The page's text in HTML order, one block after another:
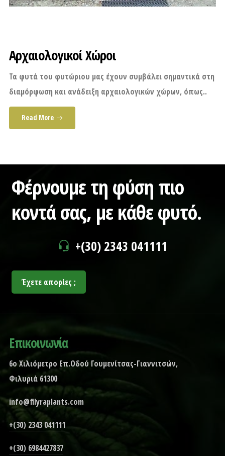
Αρχαιολογικοί Χώροι
Τα φυτά του φυτώριου μας έχουν συμβάλει σημαντικά στη
διαμόρφωση και ανάδειξη αρχαιολογικών χώρων, όπως..
Read More
Φέρνουμε τη φύση πιο
κοντά σας, με κάθε φυτό.
+(30) 2343 041111
Έχετε απορίες ;
Επικοινωνία
6ο Χιλιόμετρο Επ.Οδού Γουμενίτσας-Γιαννιτσών,
Φιλυριά 61300
info@filyraplants.com
+(30) 2343 041111
+(30) 6984427837